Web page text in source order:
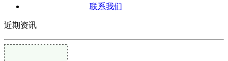
联系我们
近期资讯